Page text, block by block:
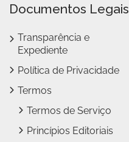
Documentos Legais
Transparência e
Expediente
Política de Privacidade
Termos
Termos de Serviço
Princípios Editoriais